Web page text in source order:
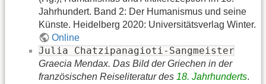
Jahrhundert. Band 2: Der Humanismus und seine
Künste. Heidelberg 2020: Universitätsverlag Winter.
Online
Julia Chatzipanagioti-Sangmeister
Graecia Mendax. Das Bild der Griechen in der
französischen Reiseliteratur des 18. Jahrhunderts.